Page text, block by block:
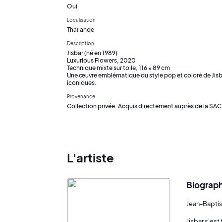
Oui
Localisation
Thaïlande
Description
Jisbar (né en 1989)
Luxurious Flowers, 2020
Technique mixte sur toile, 116 × 89 cm
Une œuvre emblématique du style pop et coloré de
iconiques.
Provenance
Collection privée. Acquis directement auprès de la
L'artiste
Jean-